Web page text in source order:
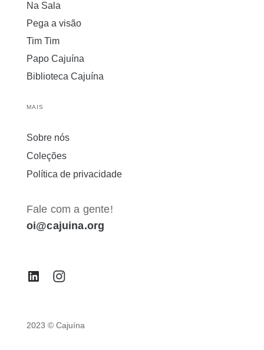
Na Sala
Pega a visão
Tim Tim
Papo Cajuína
Biblioteca Cajuína
MAIS
Sobre nós
Coleções
Política de privacidade
Fale com a gente!
oi@cajuina.org
2023 © Cajuína